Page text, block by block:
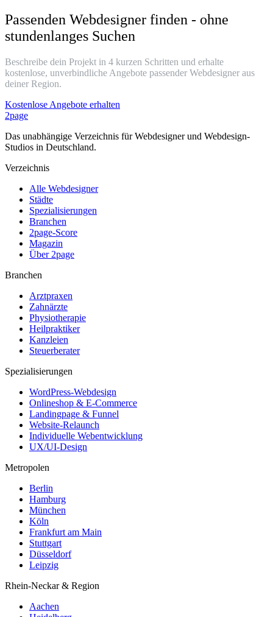
Passenden Webdesigner finden - ohne
stundenlanges Suchen
Beschreibe dein Projekt in 4 kurzen Schritten und erhalte
kostenlose, unverbindliche Angebote passender Webdesigner aus
deiner Region.
Kostenlose Angebote erhalten
2page
Das unabhängige Verzeichnis für Webdesigner und Webdesign-
Studios in Deutschland.
Verzeichnis
Alle Webdesigner
Städte
Spezialisierungen
Branchen
2page-Score
Magazin
Über 2page
Branchen
Arztpraxen
Zahnärzte
Physiotherapie
Heilpraktiker
Kanzleien
Steuerberater
Spezialisierungen
WordPress-Webdesign
Onlineshop & E-Commerce
Landingpage & Funnel
Website-Relaunch
Individuelle Webentwicklung
UX/UI-Design
Metropolen
Berlin
Hamburg
München
Köln
Frankfurt am Main
Stuttgart
Düsseldorf
Leipzig
Rhein-Neckar & Region
Aachen